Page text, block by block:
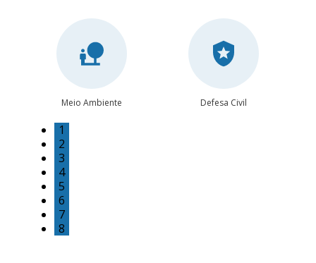
Meio Ambiente Defesa Civil
1
2
3
4
5
6
7
8